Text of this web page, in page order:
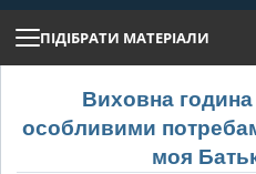
ПІДІБРАТИ МАТЕРІАЛИ
Виховна година
особливими
моя